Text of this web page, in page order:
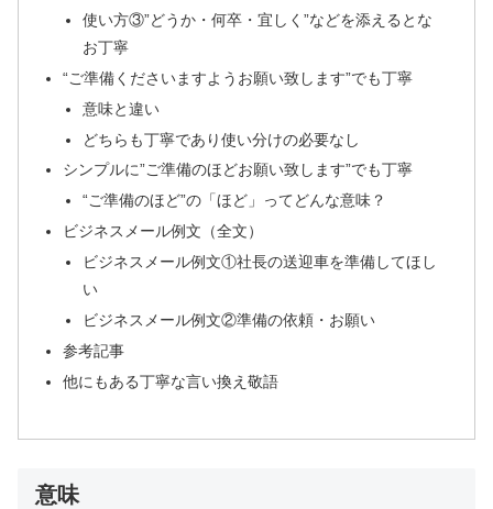
使い方③”どうか・何卒・宜しく”などを添えるとな
お丁寧
“ご準備くださいますようお願い致します”でも丁寧
意味と違い
どちらも丁寧であり使い分けの必要なし
シンプルに”ご準備のほどお願い致します”でも丁寧
“ご準備のほど”の「ほど」ってどんな意味？
ビジネスメール例文（全文）
ビジネスメール例文①社長の送迎車を準備してほし
い
ビジネスメール例文②準備の依頼・お願い
参考記事
他にもある丁寧な言い換え敬語
意味